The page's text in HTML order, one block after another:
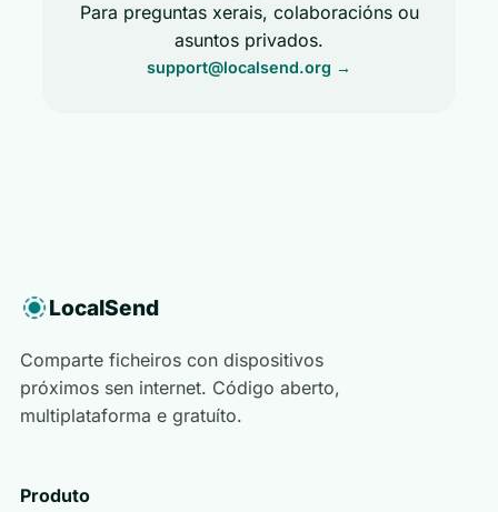
Para preguntas xerais, colaboracións ou
asuntos privados.
support@localsend.org →
LocalSend
Comparte ficheiros con dispositivos
próximos sen internet. Código aberto,
multiplataforma e gratuíto.
Produto